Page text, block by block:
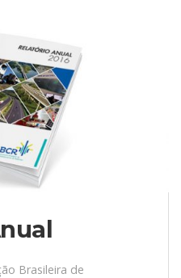
Brasileira de